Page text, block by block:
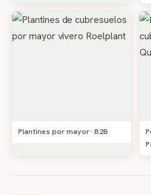
Plantines por mayor · B2B